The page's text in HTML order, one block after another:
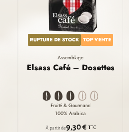
RUPTURE DE STOCK TOP VENTE
Assemblage
Elsass Café – Dosettes
Fruité & Gourmand
100% Arabica
À partir de9,30 € TTC